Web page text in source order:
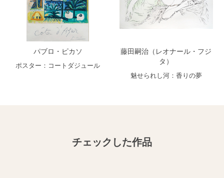
パブロ・ピカソ
ポスター：コートダジュール
藤田嗣治（レオナール・フジ
タ）
魅せられし河：香りの夢
チェックした作品